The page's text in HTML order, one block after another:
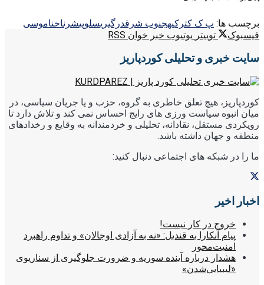
برچسب ها: پ ک کترکیهجنوب شرقدرگیریسلوپیشرناخناموسی
فیسبوک
توییتر یوتیوب خبر خوان RSS
سایت خبری و تحلیلی کوردپاریز
کوردپاریز، هیچ تعلق خاطری به گروه، حزب و یا جریان سیاسی، در
میان انبوه سیاست ورزی های رایج احساس نمی کند و تلاش دارد تا
رویکردی مستقل، نقادانه، تحلیلی و خردمندانه به وقایع و رخدادهای
منطقه و جهان داشته باشد.
ما را در شبکه های اجتماعی دنبال کنید:
اخبار اخیر
خروج در کار نیست!
پیام آنکارا به قندیل: «نه به آزادی اوجالان» و تداوم راهبرد
امنیت‌محور
هشدار درباره آینده سوریه و ضرورت جلوگیری از سناریوی
«لیبیایی‌شدن»